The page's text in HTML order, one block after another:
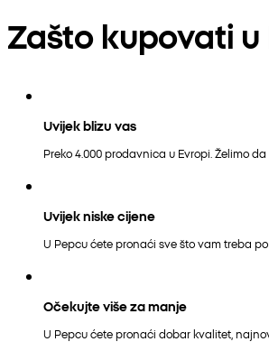
Zašto kupovati u
Uvijek blizu vas
Preko 4.000 prodavnica u Evropi. Želimo
Uvijek niske cijene
U Pepcu ćete pronaći sve što vam treba
Očekujte više za manje
U Pepcu ćete pronaći dobar kvalitet,